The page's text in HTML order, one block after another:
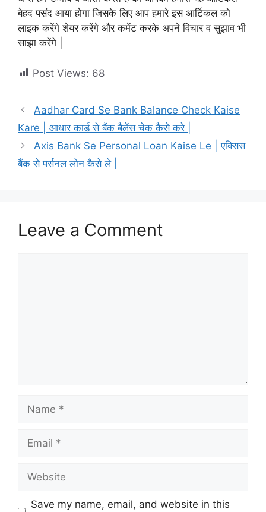
बेहद पसंद आया होगा जिसके लिए आप हमारे इस आर्टिकल को
लाइक करेंगे शेयर करेंगे और कमेंट करके अपने विचार व सुझाव भी
साझा करेंगे |
Post Views: 68
Aadhar Card Se Bank Balance Check Kaise
Kare | आधार कार्ड से बैंक बैलेंस चेक कैसे करे |
Axis Bank Se Personal Loan Kaise Le | एक्सिस
बैंक से पर्सनल लोन कैसे ले |
Leave a Comment
Save my name, email, and website in this